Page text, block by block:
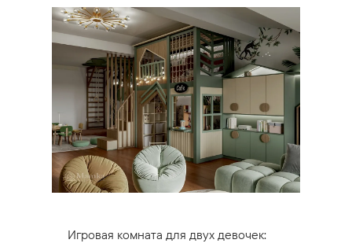
Игровая комната для двух девочек: